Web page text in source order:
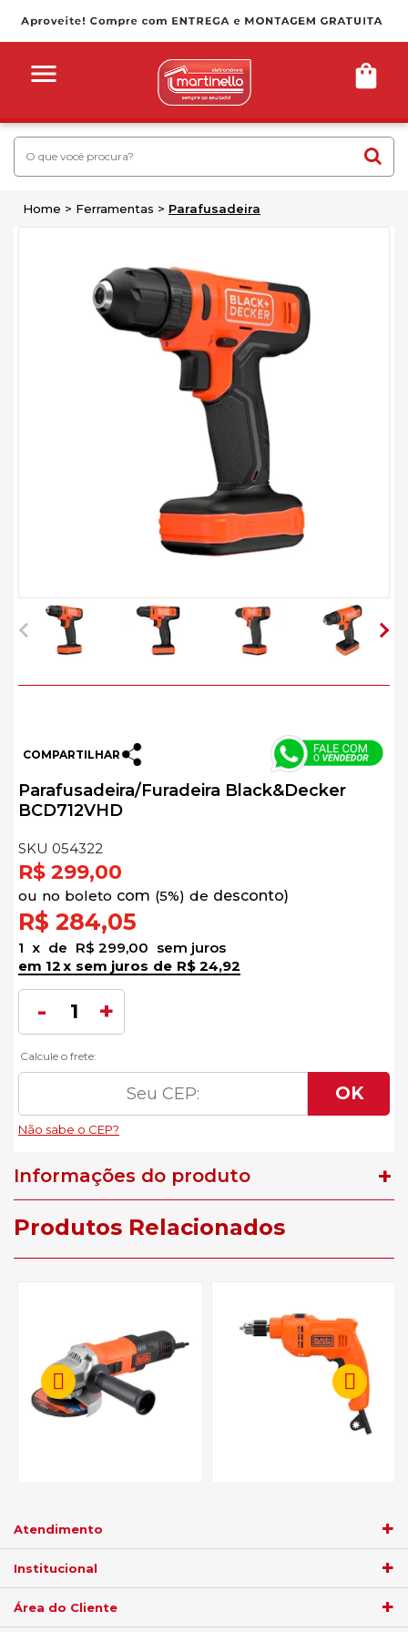
Home Ferramentas Parafusadeira
COMPARTILHAR
Parafusadeira/Furadeira Black&Decker
BCD712VHD
SKU 054322
R$ 299,00
1 x de R$ 299,00 sem juros
12x de R$ 24,92
sem juros
R$ 284,05
de
5%)
no boleto
Informações do produto
Produtos Relacionados
920W - 110V
R$ 284,05
no boleto
R$ 299,00
R$ 189,05
Atendimento
Institucional
Área do Cliente